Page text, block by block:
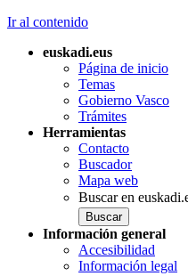
Ir al contenido
euskadi.eus
Página de inicio
Temas
Gobierno Vasco
Trámites
Herramientas
Contacto
Buscador
Mapa web
Buscar en
Información general
Accesibilidad
Información legal